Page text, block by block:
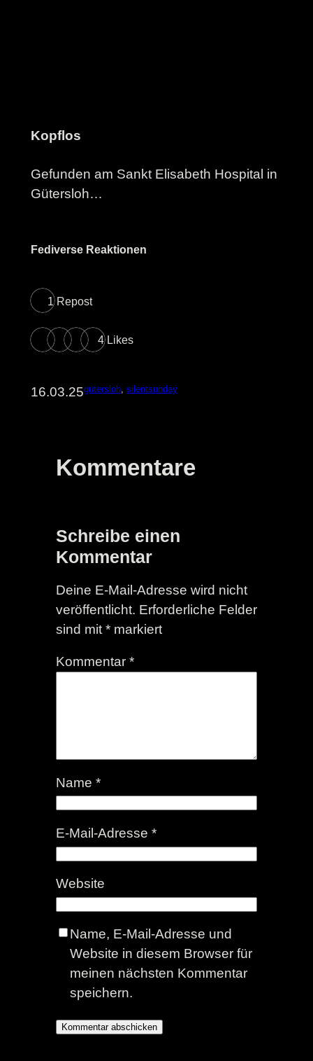
Kopflos
Gefunden am Sankt Elisabeth Hospital in
Gütersloh…
Fediverse Reaktionen
1 Repost
4 Likes
16.03.25gütersloh, silentsunday
Kommentare
Schreibe einen
Kommentar
Deine E-Mail-Adresse wird nicht
veröffentlicht. Erforderliche Felder
sind mit *markiert
Kommentar *
Name *
E-Mail-Adresse *
Website
Name, E-Mail-Adresse und
Website in diesem Browser für
meinen nächsten Kommentar
speichern.